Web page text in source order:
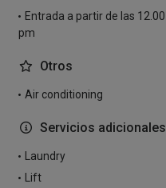
Entrada a partir de las 12.00
pm
Otros
Air conditioning
Servicios adicionales
Laundry
Lift